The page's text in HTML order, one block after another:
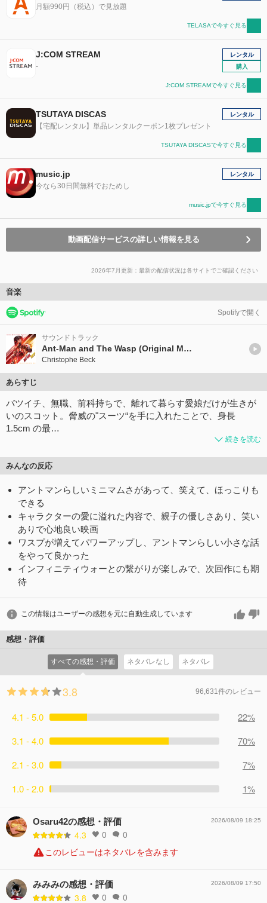
月額990円（税込）で見放題
TELASAで今すぐ見る
J:COM STREAM
-
レンタル
購入
J:COM STREAMで今すぐ見る
TSUTAYA DISCAS
【宅配レンタル】単品レンタルクーポン1枚プレゼント
レンタル
TSUTAYA DISCASで今すぐ見る
music.jp
今なら30日間無料でおためし
レンタル
music.jpで今すぐ見る
動画配信サービスの詳しい情報を見る
2026年7月更新：最新の配信状況は各サイトでご確認ください
音楽
Spotifyで開く
サウンドトラック
Ant-Man and The Wasp (Original Motion Picture Soundtrack)
Christophe Beck
あらすじ
バツイチ、無職、前科持ちで、離れて暮らす愛娘だけが生きが
いのスコット。脅威の"スーツ“を手に入れたことで、身長
1.5cm の最…
続きを読む
みんなの反応
アントマンらしいミニマムさがあって、笑えて、ほっこりも
できる
キャラクターの愛に溢れた内容で、親子の優しさあり、笑い
ありで心地良い映画
ワスプが増えてパワーアップし、アントマンらしい小さな話
をやって良かった
インフィニティウォーとの繋がりが楽しみで、次回作にも期
待
この情報はユーザーの感想を元に自動生成しています
感想・評価
すべての感想・評価 ネタバレなし ネタバレ
3.8 96,631件のレビュー
4.1 - 5.0
22%
3.1 - 4.0
70%
2.1 - 3.0
7%
1.0 - 2.0
1%
Osaru42の感想・評価
4.3 0 0
2026/08/09 18:25
このレビューはネタバレを含みます
みみみの感想・評価
3.8 0 0
2026/08/09 17:50